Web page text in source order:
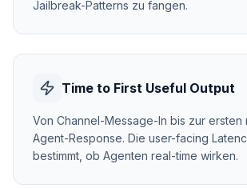
Jailbreak-Patterns zu fangen.
Time to First Useful Output
Von Channel-Message-In bis zur ersten
Agent-Response. Die user-facing
bestimmt, ob Agenten real-time wirken.